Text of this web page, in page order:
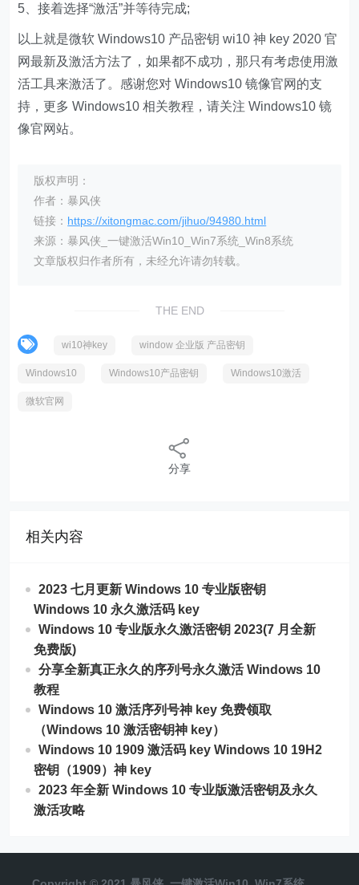
5、接着选择“激活”并等待完成;
以上就是微软 Windows10 产品密钥 wi10 神 key 2020 官
网最新及激活方法了，如果都不成功，那只有考虑使用激
活工具来激活了。感谢您对 Windows10 镜像官网的支
持，更多 Windows10 相关教程，请关注 Windows10 镜
像官网站。
版权声明：
作者：暴风侠
链接： https://xitongmac.com/jihuo/94980.html
来源：暴风侠_一键激活Win10_Win7系统_Win8系统
文章版权归作者所有，未经允许请勿转载。
THE END
wi10神key window 企业版 产品密钥
Windows10 Windows10产品密钥 Windows10激活
微软官网
分享
相关内容
2023 七月更新 Windows 10 专业版密钥
Windows 10 永久激活码 key
Windows 10 专业版永久激活密钥 2023(7 月全新
免费版)
分享全新真正永久的序列号永久激活 Windows 10
教程
Windows 10 激活序列号神 key 免费领取
（Windows 10 激活密钥神 key）
Windows 10 1909 激活码 key Windows 10 19H2
密钥（1909）神 key
2023 年全新 Windows 10 专业版激活密钥及永久
激活攻略